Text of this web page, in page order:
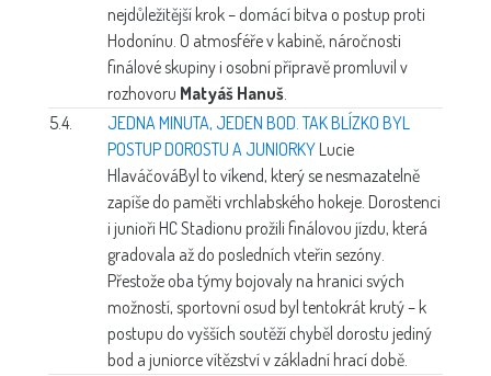
nejdůležitější krok – domácí bitva o postup proti
Hodonínu. O atmosféře v kabině, náročnosti
finálové skupiny i osobní přípravě promluvil v
rozhovoru Matyáš Hanuš
5.4.
JEDNA MINUTA, JEDEN BOD. TAK BLÍZKO BYL
POSTUP DOROSTU A JUNIORKY Lucie
HlaváčováByl to víkend, který se nesmazatelně
zapíše do paměti vrchlabského hokeje. Dorostenci
i junioři HC Stadionu prožili finálovou jízdu, která
gradovala až do posledních vteřin sezóny.
Přestože oba týmy bojovaly na hranici svých
možností, sportovní osud byl tentokrát krutý – k
postupu do vyšších soutěží chyběl dorostu jediný
bod a juniorce vítězství v základní hrací době.